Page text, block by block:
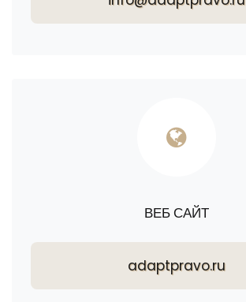
ВЕБ САЙТ
adaptpravo.ru